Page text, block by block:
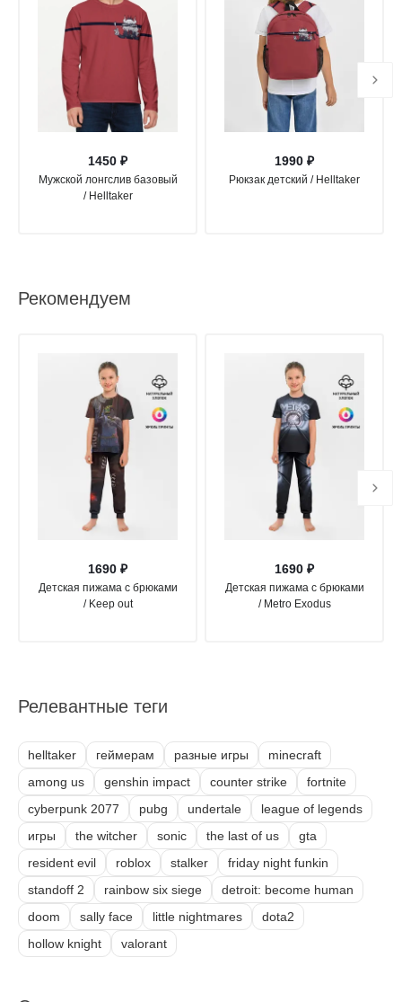
1450 ₽
Мужской лонгслив базовый
/ Helltaker
1990 ₽
Рюкзак детский / Helltaker
Рекомендуем
1690 ₽
Детская пижама с брюками
/ Keep out
1690 ₽
Детская пижама с брюками
/ Metro Exodus
Релевантные теги
helltaker геймерам разные игры
minecraft
among us
genshin impact counter strike
fortnite
cyberpunk 2077
pubg undertale
league of legends
игры
the witcher sonic the last of us
gta
resident evil
roblox stalker
friday night funkin
standoff 2
rainbow six siege
detroit: become human
doom
sally face little nightmares
dota2
hollow knight
valorant